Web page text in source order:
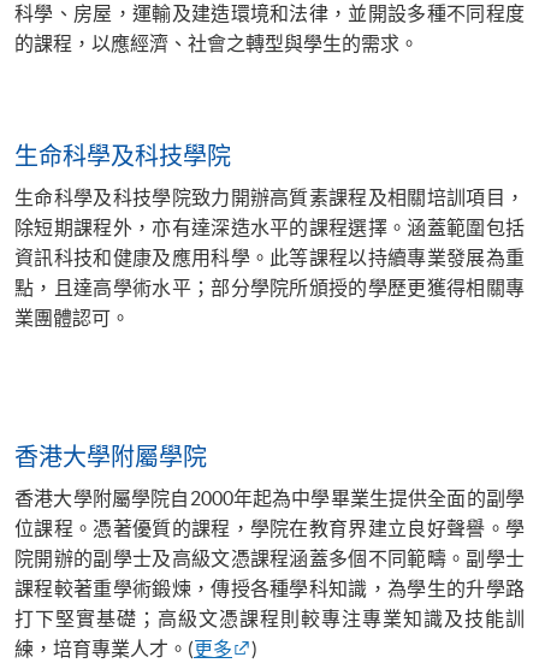
科學、房屋，運輸及建造環境和法律，並開設多種不同程度
的課程，以應經濟、社會之轉型與學生的需求。
生命科學及科技學院
生命科學及科技學院致力開辦高質素課程及相關培訓項目，
除短期課程外，亦有達深造水平的課程選擇。涵蓋範圍包括
資訊科技和健康及應用科學。此等課程以持續專業發展為重
點，且達高學術水平；部分學院所頒授的學歷更獲得相關專
業團體認可。
香港大學附屬學院
香港大學附屬學院自2000年起為中學畢業生提供全面的副學
位課程。憑著優質的課程，學院在教育界建立良好聲譽。學
院開辦的副學士及高級文憑課程涵蓋多個不同範疇。副學士
課程較著重學術鍛煉，傳授各種學科知識，為學生的升學路
打下堅實基礎；高級文憑課程則較專注專業知識及技能訓
練，培育專業人才。(更多 )